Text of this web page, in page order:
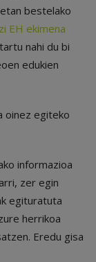
bestelako
EH ekimena
nahi du bi
edukien
oinez egiteko
informazioa
zer egin
egituratuta
herrikoa
Eredu gisa